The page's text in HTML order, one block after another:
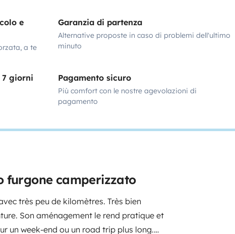
e
a te
Garanzia di partenza
Alternative proposte in caso di problemi dell'ultimo
minuto
7 giorni
Pagamento sicuro
Più comfort con le nostre agevolazioni di
pagamento
furgone camperizzato
très peu de kilomètres. Très bien
Son aménagement le rend pratique et
un week-end ou un road trip plus long.